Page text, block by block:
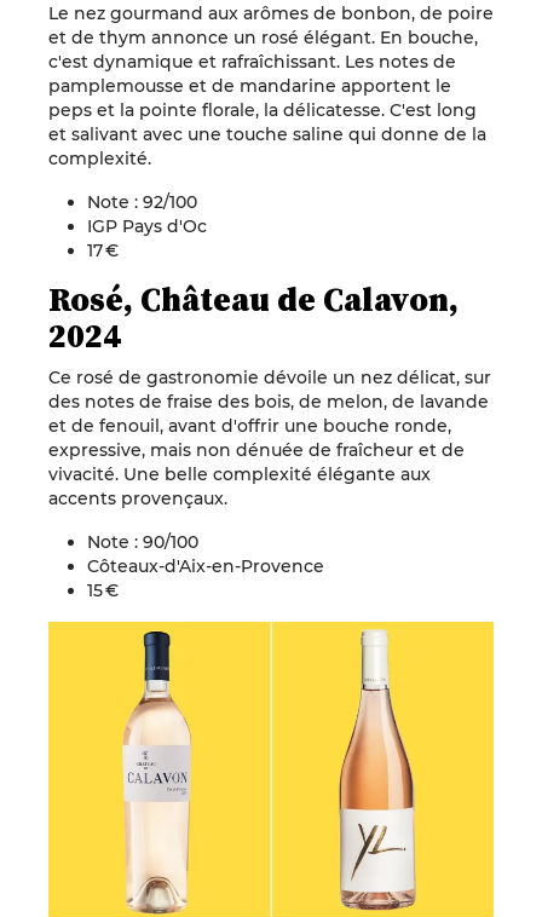
Le nez gourmand aux arômes de bonbon, de poire
et de thym annonce un rosé élégant. En bouche,
c'est dynamique et rafraîchissant. Les notes de
pamplemousse et de mandarine apportent le
peps et la pointe florale, la délicatesse. C'est long
et salivant avec une touche saline qui donne de la
complexité.
Note : 92/100
IGP Pays d'Oc
17 €
Rosé, Château de Calavon,
2024
Ce rosé de gastronomie dévoile un nez délicat, sur
des notes de fraise des bois, de melon, de lavande
et de fenouil, avant d'offrir une bouche ronde,
expressive, mais non dénuée de fraîcheur et de
vivacité. Une belle complexité élégante aux
accents provençaux.
Note : 90/100
Côteaux-d'Aix-en-Provence
15 €